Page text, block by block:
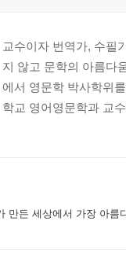
교수이자 번역가, 수필
지 않고 문학의 아름다
에서 영문학 박사학위
학교 영어영문학과 교
만든 세상에서 가장 아름